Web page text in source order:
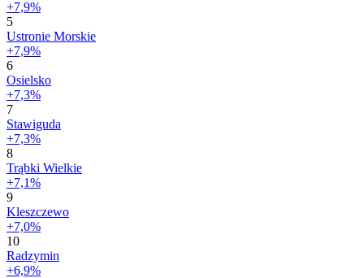
+7,9%
5
Ustronie Morskie
+7,9%
6
Osielsko
+7,3%
7
Stawiguda
+7,3%
8
Trąbki Wielkie
+7,1%
9
Kleszczewo
+7,0%
10
Radzymin
+6,9%